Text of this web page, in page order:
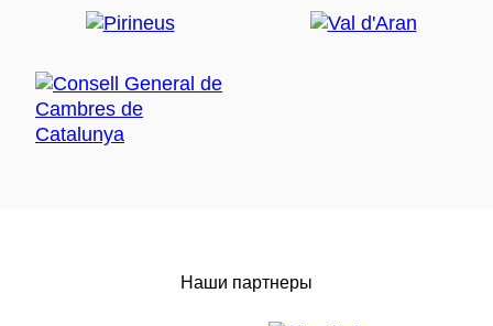
Наши партнеры